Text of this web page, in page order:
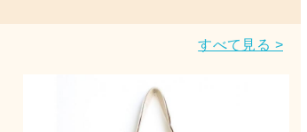
すべて見る >